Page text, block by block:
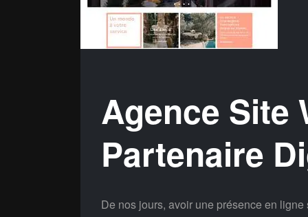
Agence Site
Partenaire
De nos jours, avoir une présence en